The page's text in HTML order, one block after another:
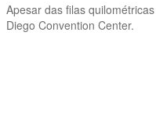
Apesar das filas
Diego Convention Center.